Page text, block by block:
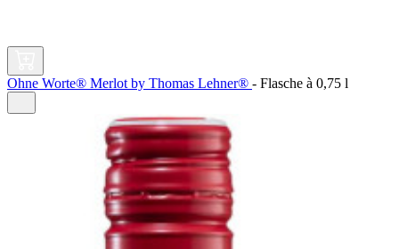
Ohne Worte® Merlot by Thomas Lehner® - Flasche à 0,75 l